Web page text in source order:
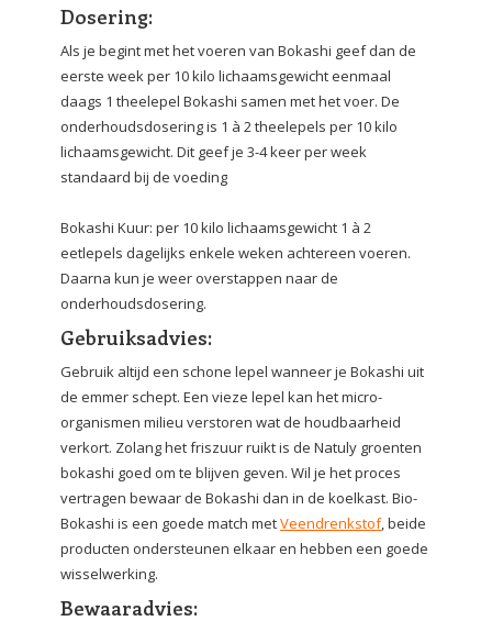
Dosering:
Als je begint met het voeren van Bokashi geef dan de
eerste week per 10 kilo lichaamsgewicht eenmaal
daags 1 theelepel Bokashi samen met het voer. De
onderhoudsdosering is 1 à 2 theelepels per 10 kilo
lichaamsgewicht. Dit geef je 3-4 keer per week
standaard bij de voeding
Bokashi Kuur: per 10 kilo lichaamsgewicht 1 à 2
eetlepels dagelijks enkele weken achtereen voeren.
Daarna kun je weer overstappen naar de
onderhoudsdosering.
Gebruiksadvies:
Gebruik altijd een schone lepel wanneer je Bokashi uit
de emmer schept. Een vieze lepel kan het micro-
organismen milieu verstoren wat de houdbaarheid
verkort. Zolang het friszuur ruikt is de Natuly groenten
bokashi goed om te blijven geven. Wil je het proces
vertragen bewaar de Bokashi dan in de koelkast. Bio-
Bokashi is een goede match metVeendrenkstof, beide
producten ondersteunen elkaar en hebben een goede
wisselwerking.
Bewaaradvies: